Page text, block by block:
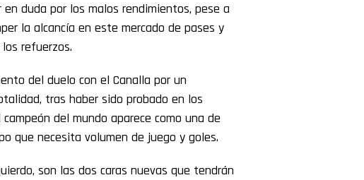
duda por los malos rendimientos, pese a
la alcancía en este mercado de pases y
refuerzos.
del duelo con el Canalla por un
tras haber sido probado en los
del mundo aparece como una de
que necesita volumen de juego y goles.
son las dos caras nuevas que tendrán